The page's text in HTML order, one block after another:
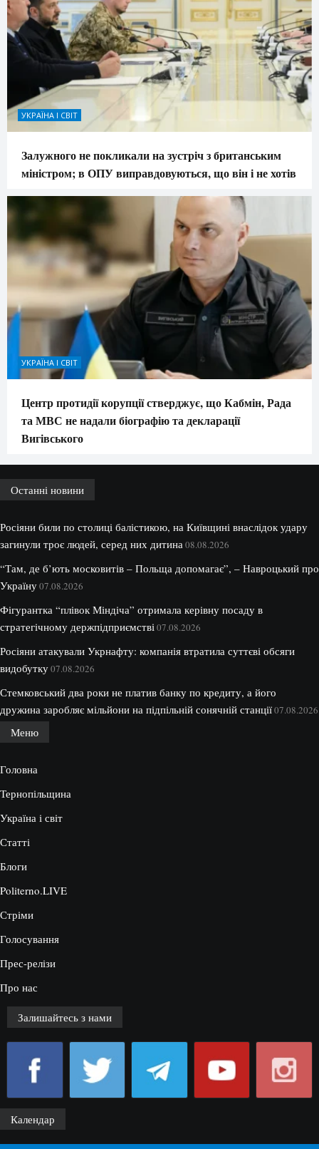
УКРАЇНА І СВІТ
Залужного не покликали на зустріч з британським
міністром; в ОПУ виправдовуються, що він і не хотів
УКРАЇНА І СВІТ
Центр протидії корупції стверджує, що Кабмін, Рада
та МВС не надали біографію та декларації
Вигівського
Останні новини
Росіяни били по столиці балістикою, на Київщині внаслідок удару
загинули троє людей, серед них дитина 08.08.2026
“Там, де б’ють московитів – Польща допомагає”, – Навроцький про
Україну07.08.2026
Фігурантка “плівок Міндіча” отримала керівну посаду в
стратегічному держпідприємстві 07.08.2026
Росіяни атакували Укрнафту: компанія втратила суттєві обсяги
видобутку07.08.2026
Стемковський два роки не платив банку по кредиту, а його
дружина заробляє мільйони на підпільній сонячній станції07.08.2026
Меню
Головна
Тернопільщина
Україна і світ
Статті
Блоги
Politerno.LIVE
Стріми
Голосування
Прес-релізи
Про нас
Залишайтесь з нами
Календар